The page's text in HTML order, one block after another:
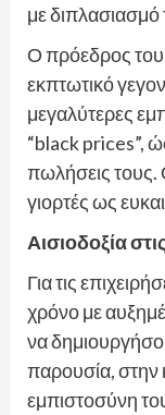
με διπλασιασμό
Ο πρόεδρος του
εκπτωτικό
μεγαλύτερες
“black prices”,
πωλήσεις τους.
γιορτές ως
Αισιοδοξία
Για τις
χρόνο με
να
παρουσία, στην
εμπιστοσύνη